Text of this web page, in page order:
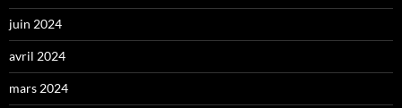
juin 2024
avril 2024
mars 2024